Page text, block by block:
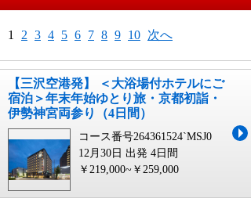
月 日～
月 日
料金が高い順
1 2 3 4 5 6 7 8 9 10 次へ
【三沢空港発】 ＜大浴場付ホテルにご
宿泊＞年末年始ゆとり旅・京都初詣・
伊勢神宮両参り（4日間）
コース番号264361524`MSJ0
12月30日 出発 4日間
￥219,000~￥259,000